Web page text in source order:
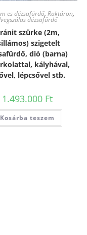
es dézsafürdő,Raktáron,
dézsafürdő
szürke (2m,
szigetelt
dió (barna)
kályhával,
lépcsővel stb.
1.493.000 Ft
Kosárba teszem